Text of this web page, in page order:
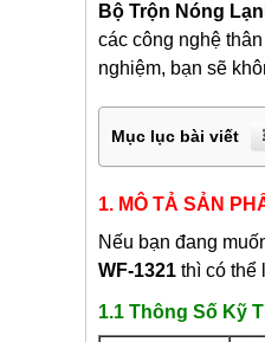
Bộ Trộn Nóng
các công nghệ
nghiệm, bạn sẽ
Mục lục bài viết
1. MÔ TẢ SẢN
Nếu bạn đang
WF-1321 thì có thể
1.1 Thông Số Kỹ